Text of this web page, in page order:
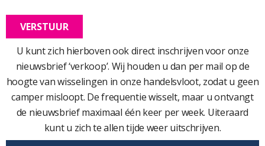
U kunt zich hierboven ook direct inschrijven voor onze
nieuwsbrief ‘verkoop’. Wij houden u dan per mail op de
hoogte van wisselingen in onze handelsvloot, zodat u geen
camper misloopt. De frequentie wisselt, maar u ontvangt
de nieuwsbrief maximaal één keer per week. Uiteraard
kunt u zich te allen tijde weer uitschrijven.